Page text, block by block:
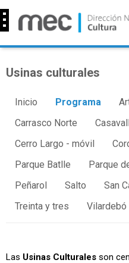
Usinas culturales
Inicio Programa
Carrasco Norte
Cerro Largo - móvil
Parque Batlle
Parque
Peñarol
Salto San
Treinta y tres
Vilardebó
Las Usinas Culturales son